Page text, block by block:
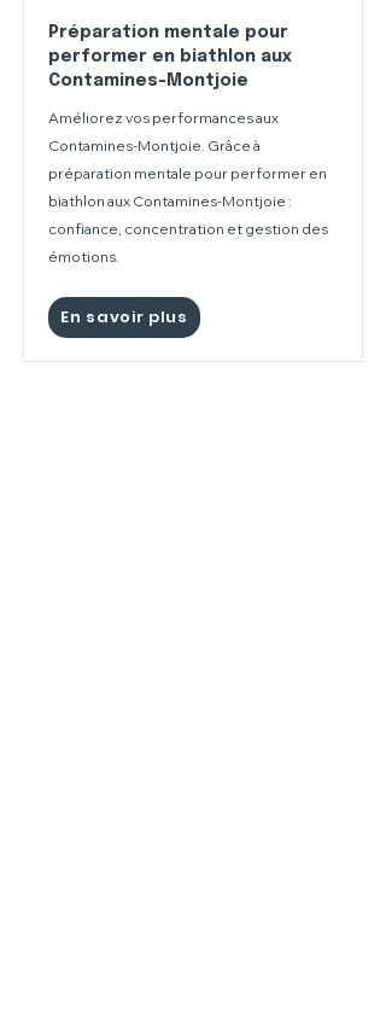
Préparation mentale pour
performer en biathlon aux
Contamines-Montjoie
Améliorez vos performances aux
Contamines-Montjoie. Grâce à
préparation mentale pour performer en
biathlon aux Contamines-Montjoie :
confiance, concentration et gestion des
émotions.
En savoir plus